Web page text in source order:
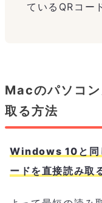
ているQRコー
Macのパソコ
取る方法
Windows 10と同
ードを直接読み取